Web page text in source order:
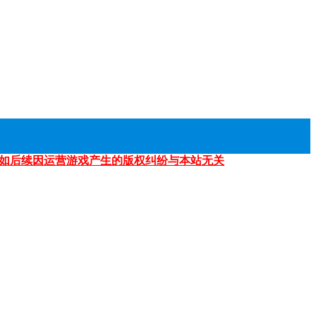
后续因运营游戏产生的版权纠纷与本站无关